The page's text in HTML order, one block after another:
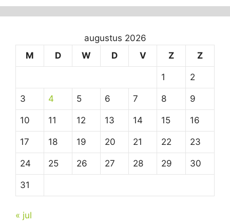
augustus 2026
M
D W D V Z Z
1 2
3 4 5 6 7 8 9
10 11 12 13 14 15 16
17 18 19 20 21 22 23
24 25 26 27 28 29 30
31
« jul